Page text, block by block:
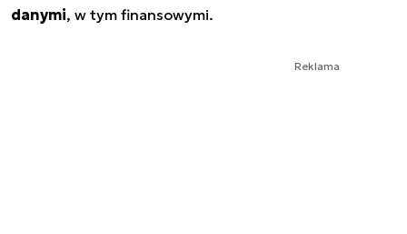
danymi, w tym finansowymi.
Reklama